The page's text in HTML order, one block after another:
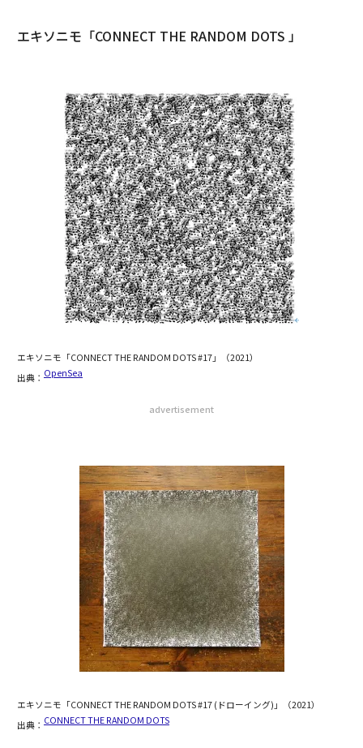
エキソニモ「CONNECT THE RANDOM DOTS 」
エキソニモ「CONNECT THE RANDOM DOTS #17」（2021）
出典： OpenSea
advertisement
エキソニモ「CONNECT THE RANDOM DOTS #17 (ドローイング)」（2021）
出典： CONNECT THE RANDOM DOTS